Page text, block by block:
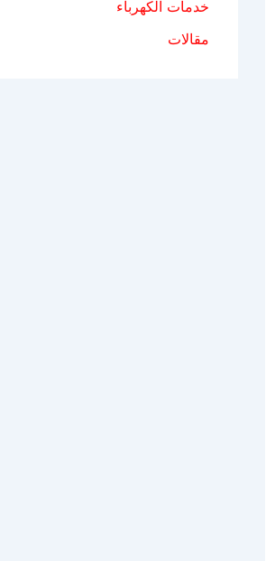
خدمات الكهرباء
مقالات